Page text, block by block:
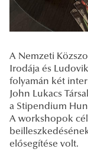
A Nemzeti
Irodája és
folyamán két
John Lukacs
a Stipendium
A workshopok
elősegítése volt.